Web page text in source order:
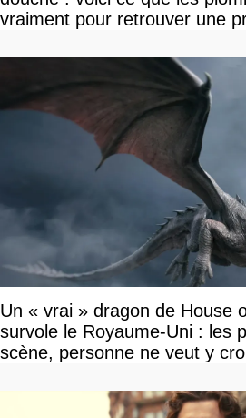
vraiment pour retrouver une
Un « vrai » dragon de House
survole le Royaume-Uni : les
scène, personne ne veut y